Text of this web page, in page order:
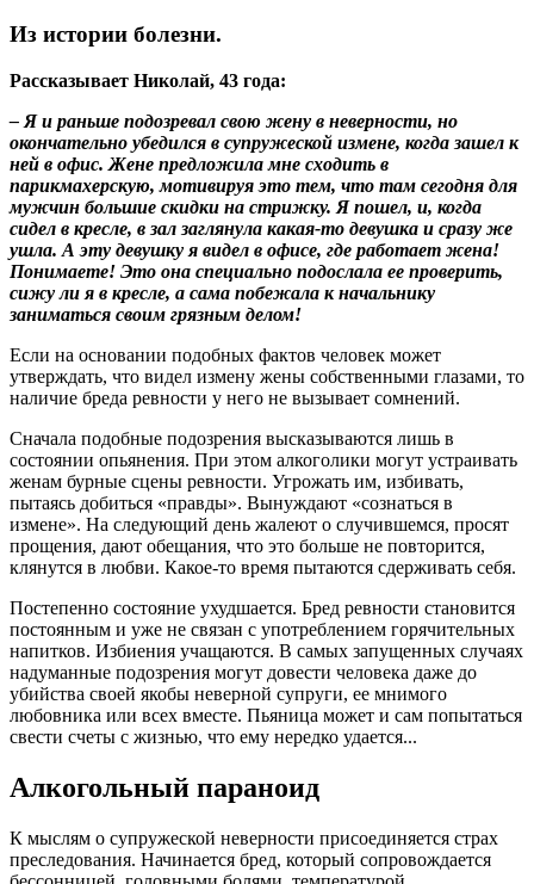
Из истории болезни.
Рассказывает Николай, 43 года:
– Я и раньше подозревал свою жену в неверности, но
окончательно убедился в супружеской измене, когда зашел к
ней в офис. Жене предложила мне сходить в
парикмахерскую, мотивируя это тем, что там сегодня для
мужчин большие скидки на стрижку. Я пошел, и, когда
сидел в кресле, в зал заглянула какая-то девушка и сразу же
ушла. А эту девушку я видел в офисе, где работает жена!
Понимаете! Это она специально подослала ее проверить,
сижу ли я в кресле, а сама побежала к начальнику
заниматься своим грязным делом!
Если на основании подобных фактов человек может
утверждать, что видел измену жены собственными глазами, то
наличие бреда ревности у него не вызывает сомнений.
Сначала подобные подозрения высказываются лишь в
состоянии опьянения. При этом алкоголики могут устраивать
женам бурные сцены ревности. Угрожать им, избивать,
пытаясь добиться «правды». Вынуждают «сознаться в
измене». На следующий день жалеют о случившемся, просят
прощения, дают обещания, что это больше не повторится,
клянутся в любви. Какое-то время пытаются сдерживать себя.
Постепенно состояние ухудшается. Бред ревности становится
постоянным и уже не связан с употреблением горячительных
напитков. Избиения учащаются. В самых запущенных случаях
надуманные подозрения могут довести человека даже до
убийства своей якобы неверной супруги, ее мнимого
любовника или всех вместе. Пьяница может и сам попытаться
свести счеты с жизнью, что ему нередко удается...
Алкогольный параноид
К мыслям о супружеской неверности присоединяется страх
преследования. Начинается бред, который сопровождается